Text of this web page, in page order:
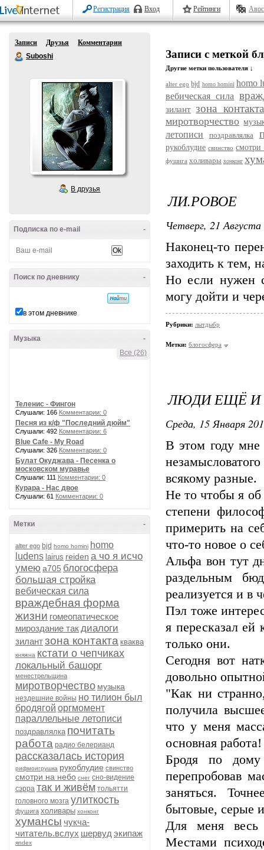
Регистрация Вход Рейтинги
Записи Друзья
Комментарии
Suboshi
В друзья
-
Подписка по e-mail
-
Поиск по дневнику
в этом дневнике
-
Музыка
Все (26)
Теленис - Фингон
Слушали: 166 Комментарии: 0
Песня из к/ф "Последний дюйм"
Слушали: 492 Комментарии: 6
Blue Cafe - My Road
Слушали: 326 Комментарии: 0
Булат Окуджава - Песенка о
московском муравье
Слушали: 111 Комментарии: 0
Курара - Нас двое
Слушали: 61 Комментарии: 0
-
Метки
alter ego bjd homo homini homo
ludens lairus reiden а чо я исчо
умею а705 блогосфера
большая стройка
вебическая сила
враждебная форма
жизни гомеопатическое
мироздание такдиалоги
зилантзона контакта кваква
княжна кстати о чепчиках
локальный башорг
менестрельщина
миротворчество музыка
нездешние войны но тилион был
бродягой оргмомент
параллельные летописи
поздравлялка почитать
работа радио белерианд
рассказалась история
рифмоигрушка рукоблудие свинство
смотри на небо снег сно-видение
сэрра так и живём тольятти
головного мозга улиткость
фушига холивары хонконг
хумансы чукча-
читатель.вслух шервуд экипаж
яndex
Записи с меткой
Другие метки пользователя ↓
alter ego bjd homo homini homo
вебическая сила
зилант зона контакта
миротворчество
летописи поздравлялка
рукоблудие свинство смотри
фушига холивары хонконг
ЛИ.РОВОЕ
Четверг, 21
Наконец-то
заходить к тем,
Но если нужен
могу дойти и
Рубрики: лытдыбр
Метки: блогосфера
ЛЮДИ ЕЩЁ И
Среда, 15 Января
В этом году мне
всякому разные.
Не то чтобы я об
степени
примерить на
что-то новое о
Альфа вон тут
раздельным
реализуется и в
Пэл тоже
я пересказал ей
только они.
Сегодня вот
довольно
"Как ни
получила
что у меня
основная работа!
Бродя по дому
перепробовав
заняться.
бытовые, серые
Для меня весь
Местами